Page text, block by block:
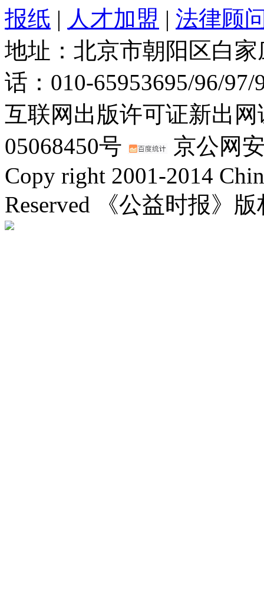
报纸 | 人才加盟 | 法律顾
地址：北京市朝阳区白
话：010-65953695/96/
互联网出版许可证新出
05068450号
京公网
Copy right 2001-2014
Reserved 《公益时报》